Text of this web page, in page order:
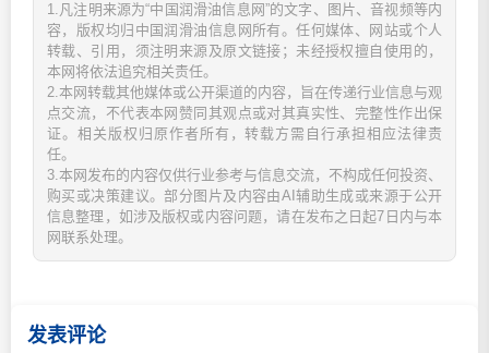
1.凡注明来源为“中国润滑油信息网”的文字、图片、音视频等内
容，版权均归中国润滑油信息网所有。任何媒体、网站或个人
转载、引用，须注明来源及原文链接；未经授权擅自使用的，
本网将依法追究相关责任。
2.本网转载其他媒体或公开渠道的内容，旨在传递行业信息与观
点交流，不代表本网赞同其观点或对其真实性、完整性作出保
证。相关版权归原作者所有，转载方需自行承担相应法律责
任。
3.本网发布的内容仅供行业参考与信息交流，不构成任何投资、
购买或决策建议。部分图片及内容由AI辅助生成或来源于公开
信息整理，如涉及版权或内容问题，请在发布之日起7日内与本
网联系处理。
发表评论